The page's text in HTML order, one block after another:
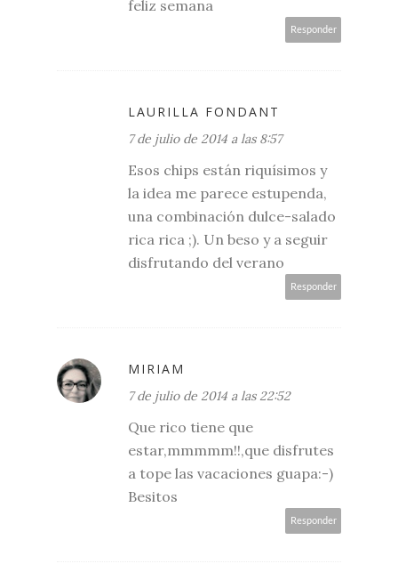
feliz semana
Responder
LAURILLA FONDANT
7 de julio de 2014 a las 8:57
Esos chips están riquísimos y
la idea me parece estupenda,
una combinación dulce-salado
rica rica ;). Un beso y a seguir
disfrutando del verano
Responder
MIRIAM
7 de julio de 2014 a las 22:52
Que rico tiene que
estar,mmmmm!!,que disfrutes
a tope las vacaciones guapa:-)
Besitos
Responder